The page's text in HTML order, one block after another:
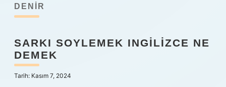
Yasal Uyarı
Hakkımızda
DENIR
SARKI SOYLEMEK INGILIZCE NE
DEMEK
Tarih: Kasım 7, 2024